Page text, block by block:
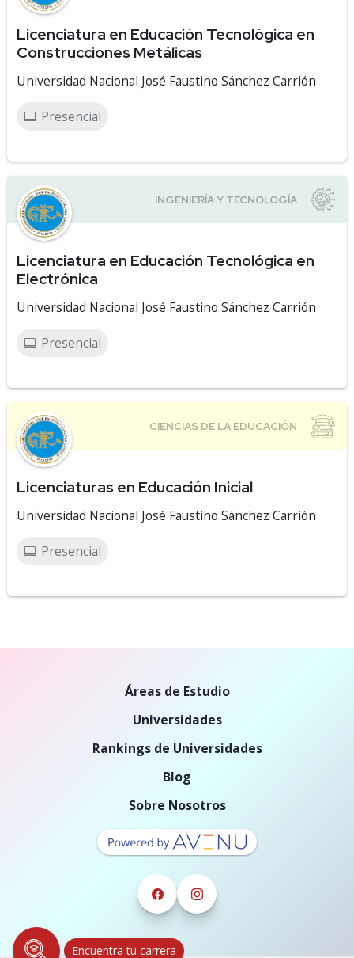
Licenciatura en Educación Tecnológica en
Construcciones Metálicas
Universidad Nacional José Faustino Sánchez Carrión
Presencial
Licenciatura en Educación Tecnológica en
Electrónica
Universidad Nacional José Faustino Sánchez Carrión
Presencial
Licenciaturas en Educación Inicial
Universidad Nacional José Faustino Sánchez Carrión
Presencial
Encuentra tu carrera
Áreas de Estudio
Universidades
Rankings de Universidades
Blog
Sobre Nosotros